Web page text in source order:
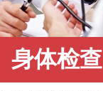
身体检查